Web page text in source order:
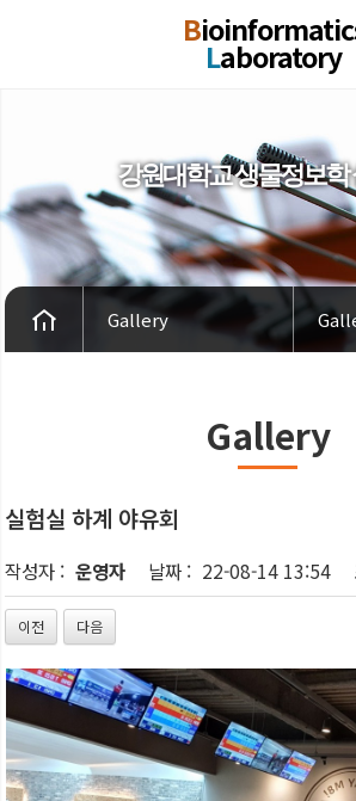
B
Laboratory
강원대학교 생물정보학
Gallery
Gallery
실험실 하계 야유회
작성자 : 운영자 날짜 : 22-08-14 13:54
이전 다음